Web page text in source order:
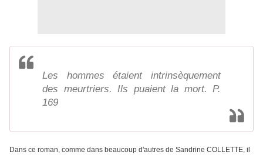
Les hommes étaient intrinsèquement
des meurtriers. Ils puaient la mort. P.
169
Dans ce roman, comme dans beaucoup d'autres de Sandrine COLLETTE, il